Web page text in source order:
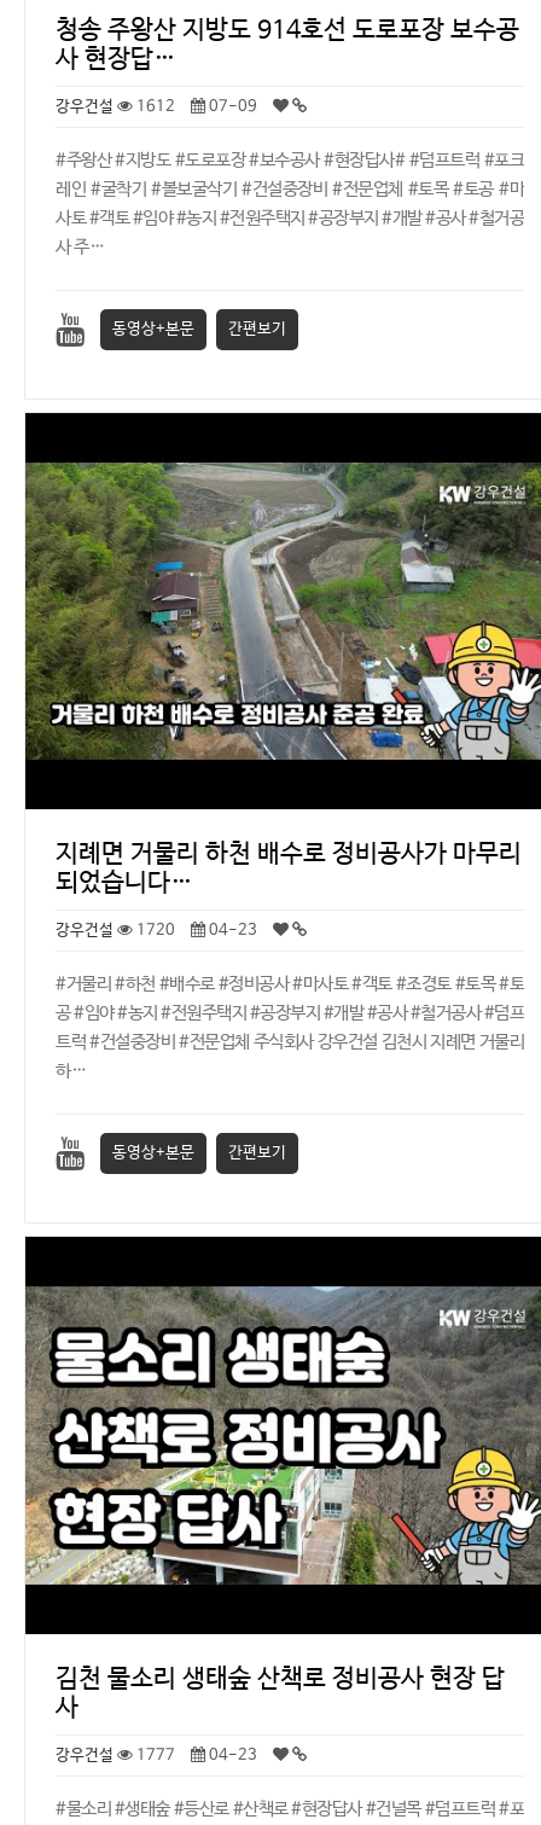
청송 주왕산 지방도 914호선 도로포장 보수공
사 현장답…
강우건설 1612 07-09
#주왕산 #지방도 #도로포장 #보수공사 #현장답사# #덤프트럭 #포크
레인 #굴착기 #볼보굴삭기 #건설중장비 #전문업체 #토목 #토공 #마
사토 #객토 #임야 #농지 #전원주택지 #공장부지 #개발 #공사 #철거공
사 주…
동영상+본문 간편보기
지례면 거물리 하천 배수로 정비공사가 마무리
되었습니다…
강우건설 1720 04-23
#거물리 #하천 #배수로 #정비공사 #마사토 #객토 #조경토 #토목 #토
공 #임야 #농지 #전원주택지 #공장부지 #개발 #공사 #철거공사 #덤프
트럭 #건설중장비 #전문업체 주식회사 강우건설 김천시 지례면 거물리
하…
동영상+본문 간편보기
김천 물소리 생태숲 산책로 정비공사 현장 답
사
강우건설 1777 04-23
#물소리 #생태숲 #등산로 #산책로 #현장답사 #건널목 #덤프트럭 #포